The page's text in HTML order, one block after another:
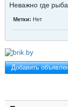
Неважно где
Метки: Нет
Добавить